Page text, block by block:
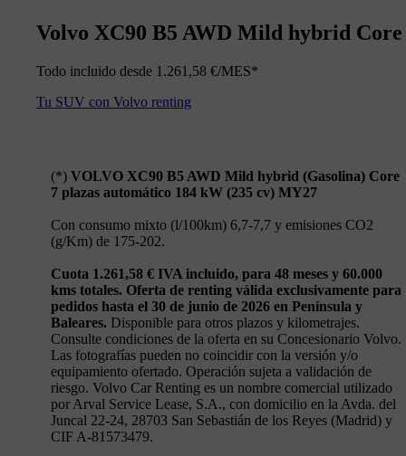
Volvo XC90 B5 AWD Mild hybrid Core
Todo incluido desde 1.261,58 €/MES*
Tu SUV con Volvo renting
(*) VOLVO XC90 B5 AWD Mild hybrid (Gasolina) Core
7 plazas automático 184 kW (235 cv) MY27
Con consumo mixto (l/100km) 6,7-7,7 y emisiones CO2
(g/Km) de 175-202.
Cuota 1.261,58 € IVA incluido, para 48 meses y 60.000
kms totales. Oferta de renting válida exclusivamente para
pedidos hasta el 30 de junio de 2026 en Península y
Baleares. Disponible para otros plazos y kilometrajes.
Consulte condiciones de la oferta en su Concesionario Volvo.
Las fotografías pueden no coincidir con la versión y/o
equipamiento ofertado. Operación sujeta a validación de
riesgo. Volvo Car Renting es un nombre comercial utilizado
por Arval Service Lease, S.A., con domicilio en la Avda. del
Juncal 22-24, 28703 San Sebastián de los Reyes (Madrid) y
CIF A-81573479.